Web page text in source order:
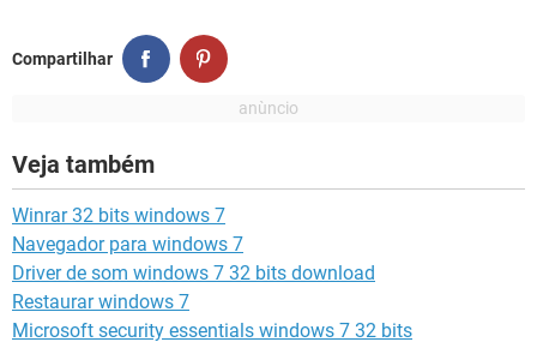
Compartilhar
Veja também
Winrar 32 bits windows 7
Navegador para windows 7
Driver de som windows 7 32 bits download
Restaurar windows 7
Microsoft security essentials windows 7 32 bits